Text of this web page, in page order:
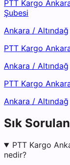
PTT Kargo
Şubesi
Ankara / Altındağ
PTT Kargo
Ankara / Altındağ
PTT Kargo
Ankara / Altındağ
Sık
PTT Kargo
nedir?